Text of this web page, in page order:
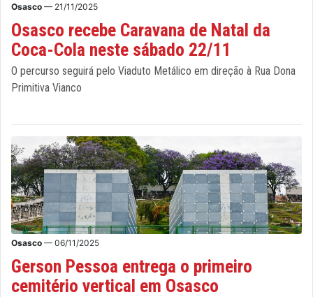
Osasco — 21/11/2025
Osasco recebe Caravana de Natal da
Coca-Cola neste sábado 22/11
O percurso seguirá pelo Viaduto Metálico em direção à Rua Dona
Primitiva Vianco
Osasco — 06/11/2025
Gerson Pessoa entrega o primeiro
cemitério vertical em Osasco